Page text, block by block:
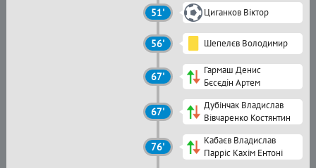
51' Циганков Віктор
56' Шепелєв Володимир
67'
Гармаш Денис
Бєсєдін Артем
67'
Дубінчак Владислав
Вівчаренко Костянтин
76'
Кабаєв Владислав
Парріс Кахім Ентоні